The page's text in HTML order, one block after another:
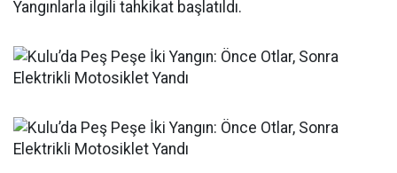
Yangınlarla ilgili tahkikat başlatıldı.